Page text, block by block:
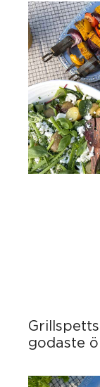
godaste